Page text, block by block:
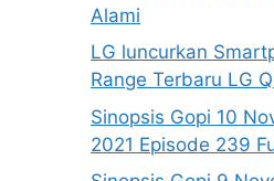
Alami
LG luncurkan
Range Terbaru LG
Sinopsis Gopi 10
2021 Episode 239